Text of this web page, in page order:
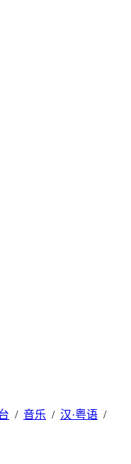
/ 音乐 / 汉·粤语 /